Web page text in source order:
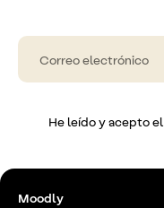
He leído y acepto el
Moodly